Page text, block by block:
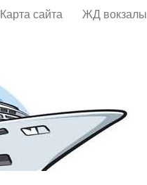
Карта сайта ЖД вокзалы